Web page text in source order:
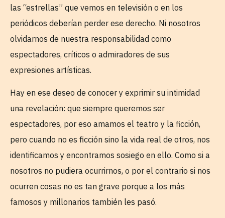
las “estrellas” que vemos en televisión o en los
periódicos deberían perder ese derecho. Ni nosotros
olvidarnos de nuestra responsabilidad como
espectadores, críticos o admiradores de sus
expresiones artísticas.
Hay en ese deseo de conocer y exprimir su intimidad
una revelación: que siempre queremos ser
espectadores, por eso amamos el teatro y la ficción,
pero cuando no es ficción sino la vida real de otros, nos
identificamos y encontramos sosiego en ello. Como si a
nosotros no pudiera ocurrirnos, o por el contrario si nos
ocurren cosas no es tan grave porque a los más
famosos y millonarios también les pasó.